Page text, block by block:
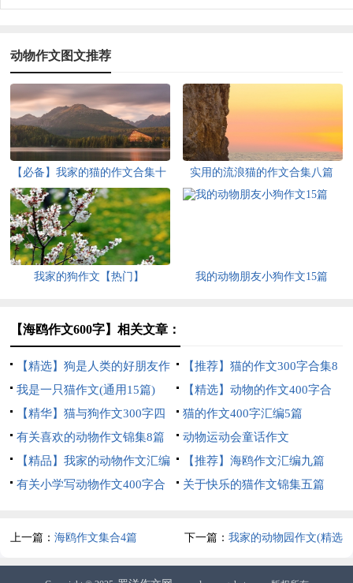
动物作文图文推荐
【必备】我家的猫的作文合集十
篇
实用的流浪猫的作文合集八篇
我家的狗作文【热门】 我的动物朋友小狗作文15篇
【海鸥作文600字】相关文章：
【精选】狗是人类的好朋友作
文400字四篇
【推荐】猫的作文300字合集8
篇
我是一只猫作文(通用15篇)
【精选】动物的作文400字合
集5篇
【精华】猫与狗作文300字四
篇
猫的作文400字汇编5篇
有关喜欢的动物作文锦集8篇
动物运动会童话作文
【精品】我家的动物作文汇编
8篇
【推荐】海鸥作文汇编九篇
有关小学写动物作文400字合
关于快乐的猫作文锦集五篇
上一篇：海鸥作文集合4篇 下一篇： 我家的动物园作文(精选
15篇)